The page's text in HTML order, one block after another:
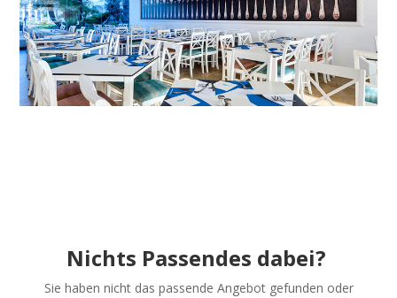
Nichts Passendes dabei?
Sie haben nicht das passende Angebot gefunden oder